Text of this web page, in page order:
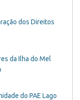
dos Direitos
da Ilha do Mel
do PAE Lago